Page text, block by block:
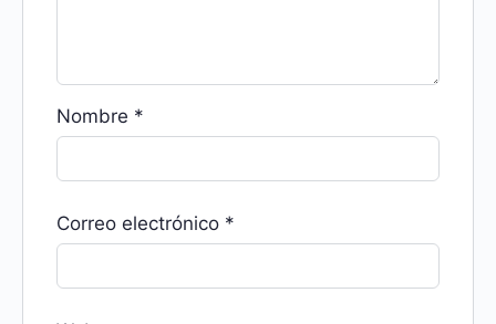
Nombre *
Correo electrónico *